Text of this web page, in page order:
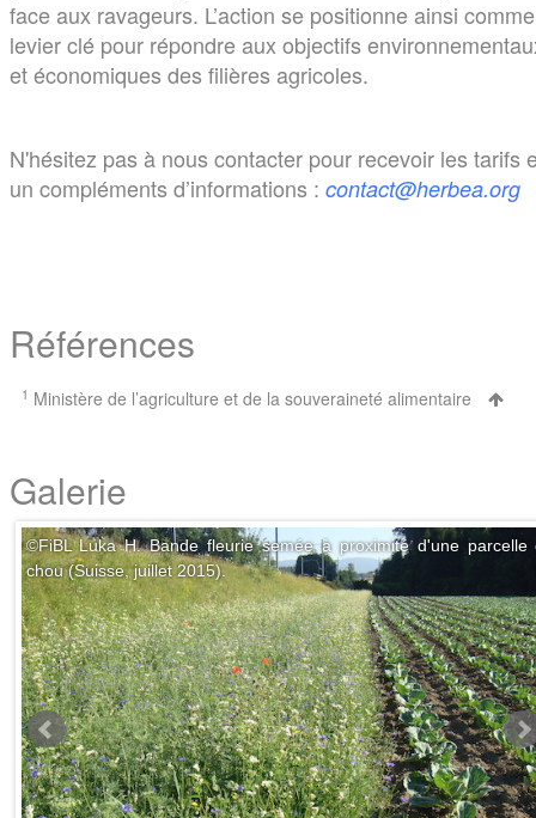
face aux ravageurs. L’action se positionne ainsi
levier clé pour répondre aux objectifs
et économiques des filières agricoles.
N'hésitez pas à nous contacter pour recevoir les tarifs
un compléments d’informations : contact@herbea.org
Références
1 Ministère de l’agriculture et de la souveraineté alimentaire
Galerie
©FiBL Luka H. Bande fleurie semée à proximité d'une parcelle
chou (Suisse, juillet 2015).